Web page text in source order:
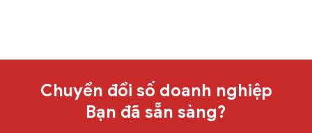
Chuyển đổi số doanh nghiệp
Bạn đã sẵn sàng?